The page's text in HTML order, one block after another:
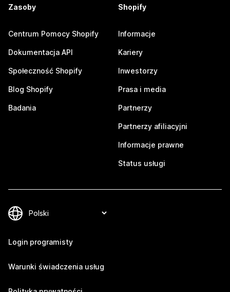
Zasoby
Centrum Pomocy Shopify
Dokumentacja API
Społeczność Shopify
Blog Shopify
Badania
Shopify
Informacje
Kariery
Inwestorzy
Prasa i media
Partnerzy
Partnerzy afiliacyjni
Informacje prawne
Status usługi
Login programisty
Warunki świadczenia usług